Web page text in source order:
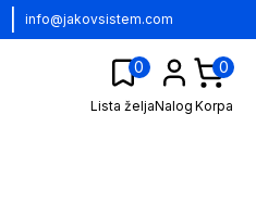
info@jakovsistem.com
0
Lista željaNalog
0
Korpa